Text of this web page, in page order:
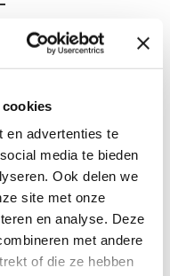
en advertenties te
media te bieden
Ook delen we
site met onze
en analyse. Deze
met andere
of die ze hebben